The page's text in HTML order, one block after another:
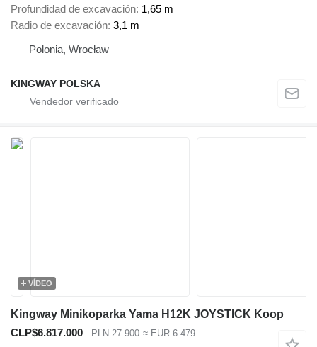
Profundidad de excavación 1,65 m
Radio de excavación 3,1 m
Polonia, Wrocław
KINGWAY POLSKA
VÍDEO
Kingway Minikoparka Yama H12K JOYSTICK Koop
CLP$6.817.000
PLN 27.900 ≈ EUR 6.479